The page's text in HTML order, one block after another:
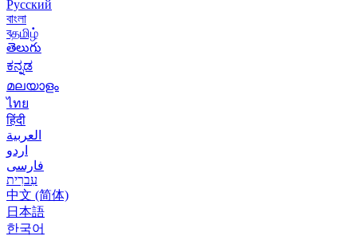
Русский
বাংলা
বதமிழ்
తెలుగు
ಕನ್ನಡ
മലയാളം
ไทย
हिंदी
العربية
اردو
فارسی
עִברִית
中文 (简体)
日本語
한국어